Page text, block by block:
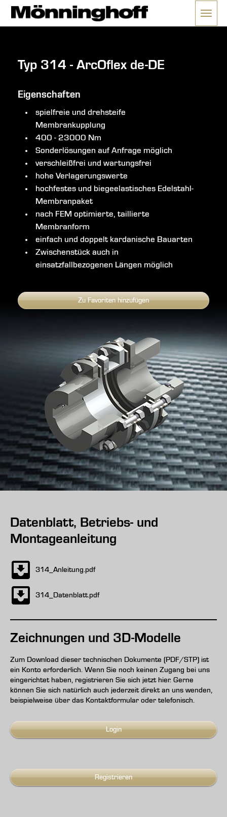
Menü
Typ 314 - ArcOflex de-DE
Eigenschaften
spielfreie und drehsteife
Membrankupplung
400 - 23000 Nm
Sonderlösungen auf Anfrage möglich
verschleißfrei und wartungsfrei
hohe Verlagerungswerte
hochfestes und biegeelastisches Edelstahl-
Membranpaket
nach FEM optimierte, taillierte
Membranform
einfach und doppelt kardanische Bauarten
Zwischenstück auch in
einsatzfallbezogenen Längen möglich
Zu Favoriten hinzufügen
Datenblatt, Betriebs- und
Montageanleitung
314_Anleitung.pdf
314_Datenblatt.pdf
Zeichnungen und 3D-Modelle
Zum Download dieser technischen Dokumente (PDF/STP) ist
ein Konto erforderlich. Wenn Sie noch keinen Zugang bei uns
eingerichtet haben, registrieren Sie sich jetzt hier. Gerne
können Sie sich natürlich auch jederzeit direkt an uns wenden,
beispielweise über das Kontaktformular oder telefonisch.
Login
Registrieren